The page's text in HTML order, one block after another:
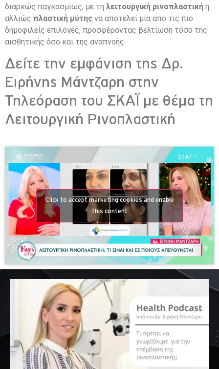
διαρκώς παγκοσμίως, με τη λειτουργική ρινοπλαστική η
αλλιώς πλαστική μύτης να αποτελεί μία από τις πιο
δημοφιλείς επιλογές, προσφέροντας βελτίωση τόσο της
αισθητικής όσο και της αναπνοής.
Δείτε την εμφάνιση της Δρ.
Ειρήνης Μάντζαρη στην
Τηλεόραση του ΣΚΑΪ με θέμα τη
Λειτουργική Ρινοπλαστική
Click to accept marketing cookies and enable
this content